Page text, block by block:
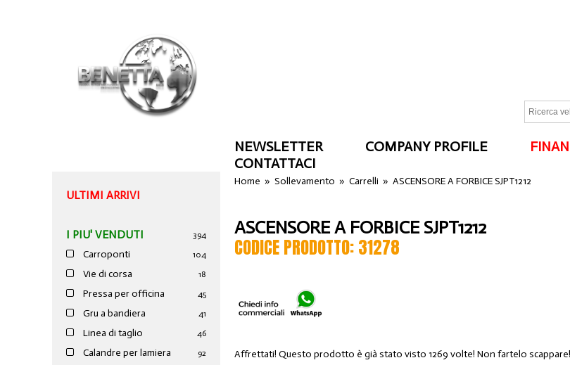
NEWSLETTER COMPANY PROFILE
CONTATTACI
ULTIMI ARRIVI
I PIU' VENDUTI 394
Carroponti 104
Vie di corsa 18
Pressa per officina 45
Gru a bandiera 41
Linea di taglio 46
Calandre per lamiera 92
Home »Sollevamento »Carrelli »ASCENSORE A FORBICE SJPT1212
ASCENSORE A FORBICE SJPT1212
CODICE PRODOTTO: 31278
Affrettati! Questo prodotto è già stato visto 1269 volte! Non fartelo scappare!